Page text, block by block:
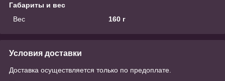
Габариты и вес
Вес
160 г
Условия доставки
Доставка осуществляется только по предоплате.